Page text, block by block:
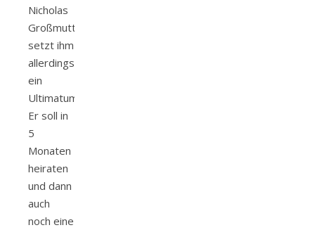
Nicholas
Großmutter
setzt ihm
allerdings
ein
Ultimatum.
Er soll in
5
Monaten
heiraten
und dann
auch
noch eine